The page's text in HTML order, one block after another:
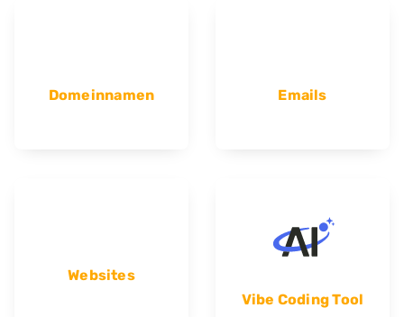
Domeinnamen Emails
Websites
Vibe Coding Tool